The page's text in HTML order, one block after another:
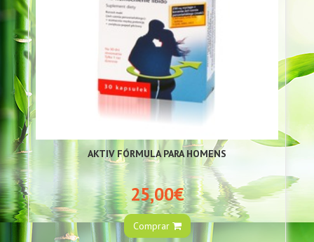
AKTIV FÓRMULA PARA HOMENS
25,00€
Comprar